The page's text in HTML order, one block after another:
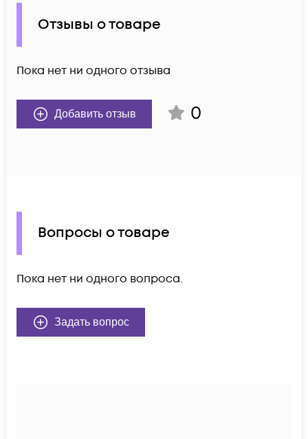
Отзывы о товаре
Пока нет ни одного отзыва
Добавить отзыв 0
Вопросы о товаре
Пока нет ни одного вопроса.
Задать вопрос